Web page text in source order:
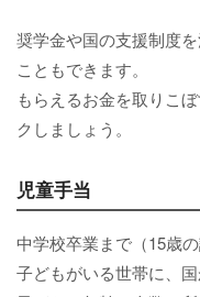
奨学金や国の支援制度
こともできます。
もらえるお金を取りこ
クしましょう。
児童手当
中学校卒業まで（15歳
子どもがいる世帯に、